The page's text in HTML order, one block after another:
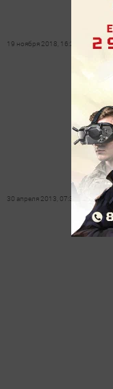
19 ноября 2018, 16:27
30 апреля 2013, 07:33